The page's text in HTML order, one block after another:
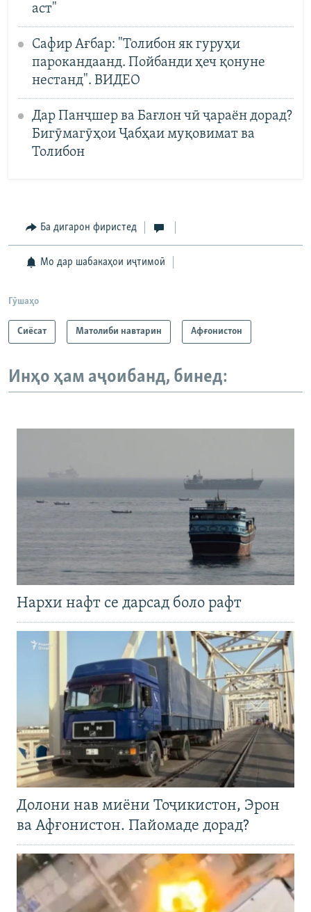
аст"
Сафир Ағбар: "Толибон як гуруҳи
парокандаанд. Пойбанди ҳеч қонуне
нестанд". ВИДЕО
Дар Панҷшер ва Бағлон чӣ ҷараён дорад?
Бигӯмагӯҳои Ҷабҳаи муқовимат ва
Толибон
Ба дигарон фиристед
Мо дар шабакаҳои иҷтимоӣ
Гӯшаҳо
Сиёсат Матолиби навтарин Афғонистон
Инҳо ҳам аҷоибанд, бинед:
Нархи нафт се дарсад боло рафт
Долони нав миёни Тоҷикистон, Эрон
ва Афғонистон. Пайомаде дорад?